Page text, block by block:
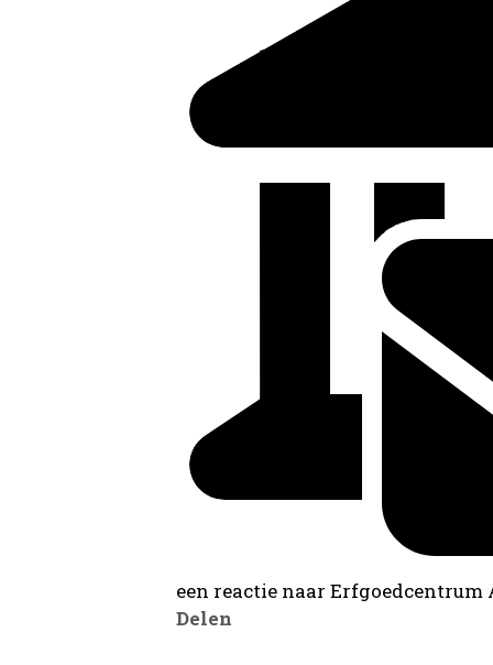
een reactie naar
Delen